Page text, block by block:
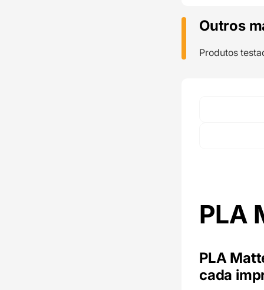
Outros
Produtos
PLA
PLA
cada